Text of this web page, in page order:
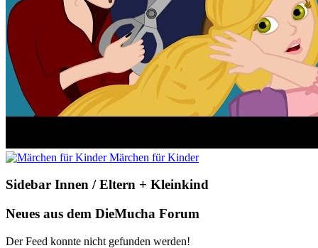
Märchen für Kinder
Sidebar Innen / Eltern + Kleinkind
Neues aus dem DieMucha Forum
Der Feed konnte nicht gefunden werden!